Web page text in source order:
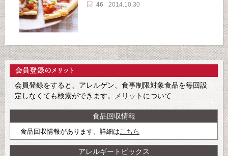
46 2014.10.30
会員登録をすると、アレルゲン、食事制限対象食品を毎回設
定しなくても検索ができます。
メリット について
食品回収情報
食品回収情報があります。詳細は こちら
アレルギートピックス